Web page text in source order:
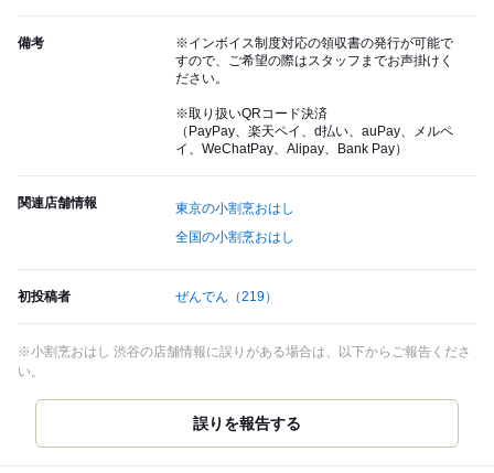
備考
※インボイス制度対応の領収書の発行が可能で
すので、ご希望の際はスタッフまでお声掛けく
ださい。
※取り扱いQRコード決済
（PayPay、楽天ペイ、d払い、auPay、メルペ
イ、WeChatPay、Alipay、Bank Pay）
関連店舗情報
東京の小割烹おはし
全国の小割烹おはし
初投稿者 ぜんでん （219）
※小割烹おはし 渋谷の店舗情報に誤りがある場合は、以下からご報告くださ
い。
誤りを報告する